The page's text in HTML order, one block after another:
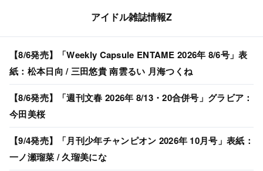
アイドル雑誌情報Z
【8/6発売】「Weekly Capsule ENTAME 2026年 8/6号」表
紙：松本日向 / 三田悠貴 南雲るい 月海つくね
【8/6発売】「週刊文春 2026年 8/13・20合併号」グラビア：
今田美桜
【9/4発売】「月刊少年チャンピオン 2026年 10月号」表紙：
一ノ瀬瑠菜 / 久瑠美にな